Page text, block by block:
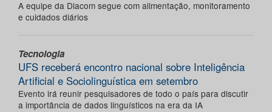
A equipe da Diacom segue com alimentação, monitoramento
e cuidados diários
Tecnologia
UFS receberá encontro nacional sobre Inteligência
Artificial e Sociolinguística em setembro
Evento irá reunir pesquisadores de todo o país para discutir
a importância de dados linguísticos na era da IA